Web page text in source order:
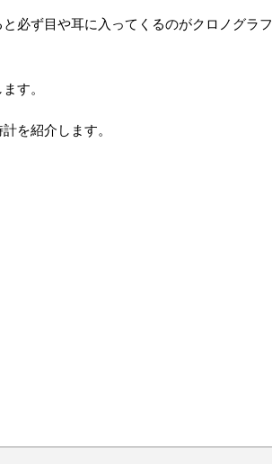
必ず目や耳に入ってくるのがクロノグラフ
す。
を紹介します。